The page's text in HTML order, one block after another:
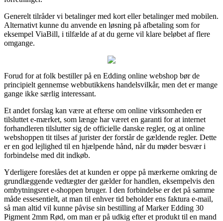
Generelt tilråder vi betalinger med kort eller betalinger med mobilen.
Alternativt kunne du anvende en løsning på afbetaling som for
eksempel ViaBill, i tilfælde af at du gerne vil klare beløbet af flere
omgange.
Forud for at folk bestiller på en Edding online webshop bør de
principielt gennemse webbutikkens handelsvilkår, men det er mange
gange ikke særlig interessant.
Et andet forslag kan være at efterse om online virksomheden er
tilsluttet e-mærket, som længe har været en garanti for at internet
forhandleren tilslutter sig de officielle danske regler, og at online
webshoppen tit tilses af jurister der forstår de gældende regler. Dette
er en god lejlighed til en hjælpende hånd, når du møder besvær i
forbindelse med dit indkøb.
Yderligere foreslåes det at kunden er oppe på mærkerne omkring de
grundlæggende vedtægter der gælder for handlen, eksempelvis den
ombytningsret e-shoppen bruger. I den forbindelse er det på samme
måde essesentielt, at man til enhver tid beholder ens faktura e-mail,
så man altid vil kunne påvise sin bestilling af Marker Edding 30
Pigment 2mm Rød, om man er på udkig efter et produkt til en mand